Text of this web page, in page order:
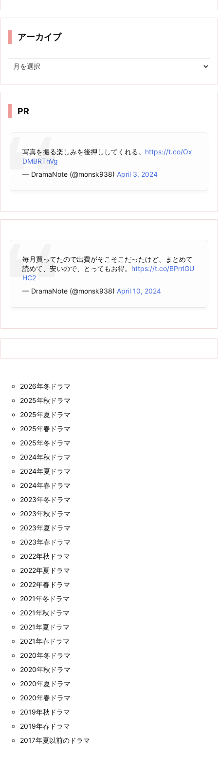
アーカイブ
ー
イ
PR
写真を撮る楽しみを後押ししてくれる。 https://t.co/Ox
DMBRThVg
— DramaNote (@monsk938) April 3, 2024
毎月買ってたので出費がそこそこだったけど、まとめて
読めて、安いので、とってもお得。 https://t.co/BPrrlGU
HC2
— DramaNote (@monsk938) April 10, 2024
2026年冬ドラマ
2025年秋ドラマ
2025年夏ドラマ
2025年春ドラマ
2025年冬ドラマ
2024年秋ドラマ
2024年夏ドラマ
2024年春ドラマ
2023年冬ドラマ
2023年秋ドラマ
2023年夏ドラマ
2023年春ドラマ
2022年秋ドラマ
2022年夏ドラマ
2022年春ドラマ
2021年冬ドラマ
2021年秋ドラマ
2021年夏ドラマ
2021年春ドラマ
2020年冬ドラマ
2020年秋ドラマ
2020年夏ドラマ
2020年春ドラマ
2019年秋ドラマ
2019年春ドラマ
2017年夏以前のドラマ